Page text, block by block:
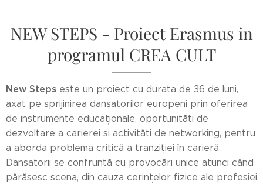
NEW STEPS - Proiect Erasmus in
programul CREA CULT
New Steps este un proiect cu durata de 36 de luni,
axat pe sprijinirea dansatorilor europeni prin oferirea
de instrumente educaționale, oportunități de
dezvoltare a carierei și activități de networking, pentru
a aborda problema critică a tranziției în carieră.
Dansatorii se confruntă cu provocări unice atunci când
părăsesc scena, din cauza cerințelor fizice ale profesiei